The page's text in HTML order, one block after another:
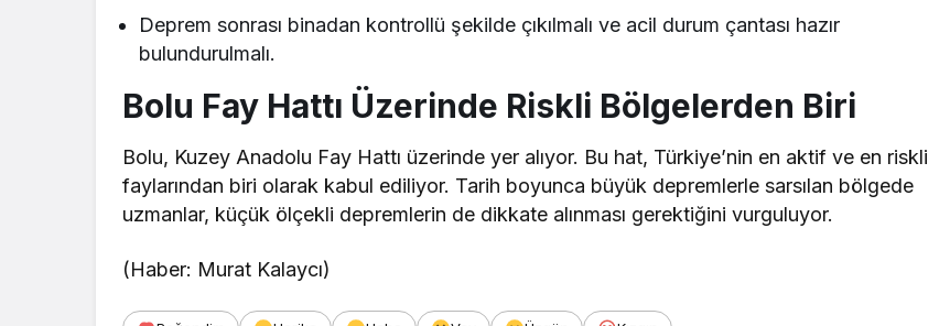
Deprem sonrası binadan kontrollü şekilde çıkılmalı ve acil durum çantası hazır
bulundurulmalı.
Bolu Fay Hattı Üzerinde Riskli Bölgelerden Biri
Bolu, Kuzey Anadolu Fay Hattı üzerinde yer alıyor. Bu hat, Türkiye’nin en aktif ve en riskli
faylarından biri olarak kabul ediliyor. Tarih boyunca büyük depremlerle sarsılan bölgede
uzmanlar, küçük ölçekli depremlerin de dikkate alınması gerektiğini vurguluyor.
(Haber: Murat Kalaycı)